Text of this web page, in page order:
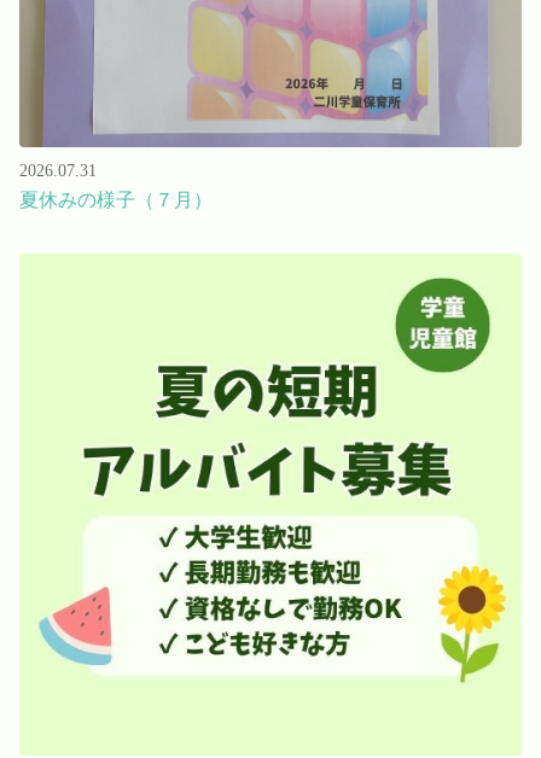
プライバシーポリシー
2026.07.31
夏休みの様子（７月）